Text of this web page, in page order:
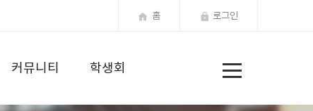
뉴
홈 로그인
커뮤니티 학생회